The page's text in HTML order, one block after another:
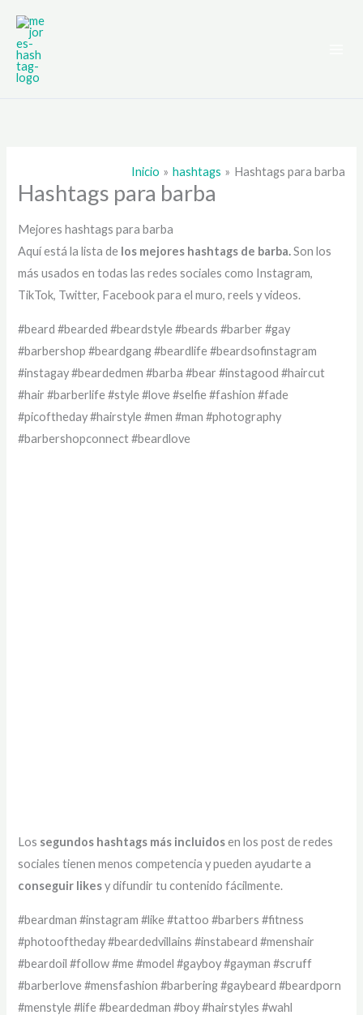
contenido
Inicio hashtags Hashtags para barba
Hashtags para barba
Mejores hashtags para barba
Aquí está la lista de los mejores hashtags de barba.Son los
más usados en todas las redes sociales como Instagram,
TikTok, Twitter, Facebook para el muro, reels y videos.
#beard #bearded #beardstyle #beards #barber #gay
#barbershop #beardgang #beardlife #beardsofinstagram
#instagay #beardedmen #barba #bear #instagood #haircut
#hair #barberlife #style #love #selfie #fashion #fade
#picoftheday #hairstyle #men #man #photography
#barbershopconnect #beardlove
Los segundos hashtags más incluidosen los post de redes
sociales tienen menos competencia y pueden ayudarte a
conseguir likesy difundir tu contenido fácilmente.
#beardman #instagram #like #tattoo #barbers #fitness
#photooftheday #beardedvillains #instabeard #menshair
#beardoil #follow #me #model #gayboy #gayman #scruff
#barberlove #mensfashion #barbering #gaybeard #beardporn
#menstyle #life #beardedman #boy #hairstyles #wahl